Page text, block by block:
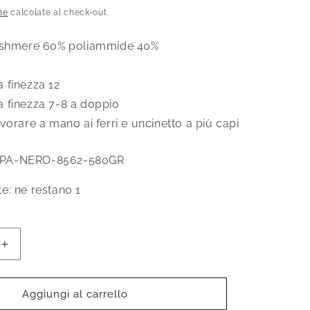
scontato
calcolate al check-out.
60% poliammide 40%
finezza 12
finezza 7-8 a doppio
a mano ai ferri e uncinetto a più capi
NERO-8562-580GR
ne restano 1
Aumenta
quantità
per
FilatoAggiungi al carrello